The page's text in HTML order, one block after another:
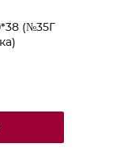
(№35Г